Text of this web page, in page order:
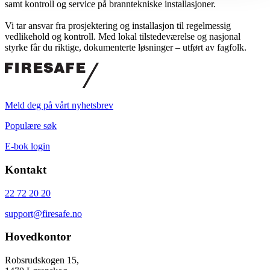
samt kontroll og service på branntekniske installasjoner.
Vi tar ansvar fra prosjektering og installasjon til regelmessig
vedlikehold og kontroll. Med lokal tilstedeværelse og nasjonal
styrke får du riktige, dokumenterte løsninger – utført av fagfolk.
Meld deg på vårt nyhetsbrev
Populære søk
E-bok login
Kontakt
22 72 20 20
support@firesafe.no
Hovedkontor
Robsrudskogen 15,